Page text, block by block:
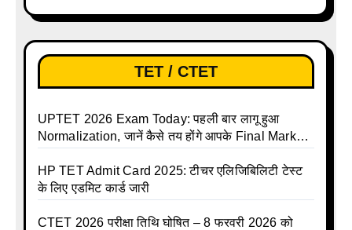
TET / CTET
UPTET 2026 Exam Today: पहली बार लागू हुआ
Normalization, जानें कैसे तय होंगे आपके Final Marks
HP TET Admit Card 2025: टीचर एलिजिबिलिटी टेस्ट
के लिए एडमिट कार्ड जारी
CTET 2026 परीक्षा तिथि घोषित – 8 फरवरी 2026 को